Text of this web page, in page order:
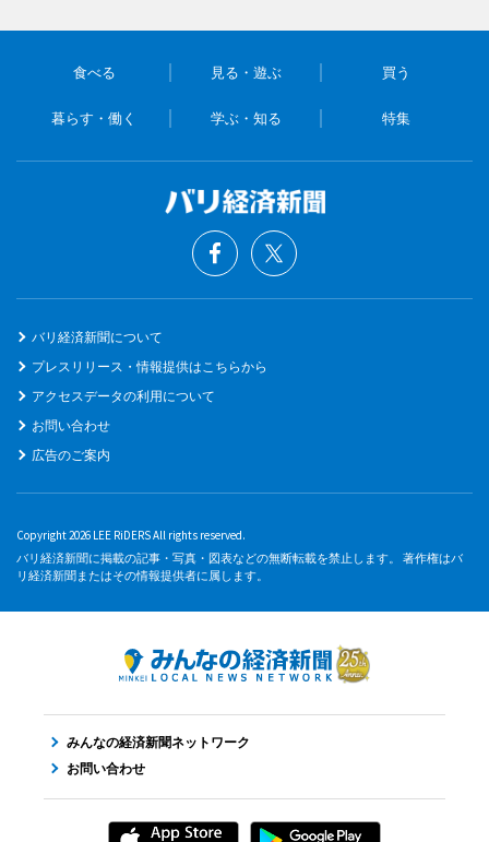
食べる 見る・遊ぶ 買う
暮らす・働く 学ぶ・知る 特集
バリ経済新聞について
プレスリリース・情報提供はこちらから
アクセスデータの利用について
お問い合わせ
広告のご案内
Copyright 2026 LEE RiDERS All rights reserved.
バリ経済新聞に掲載の記事・写真・図表などの無断転載を禁止します。 著作権はバ
リ経済新聞またはその情報提供者に属します。
みんなの経済新聞ネットワーク
お問い合わせ